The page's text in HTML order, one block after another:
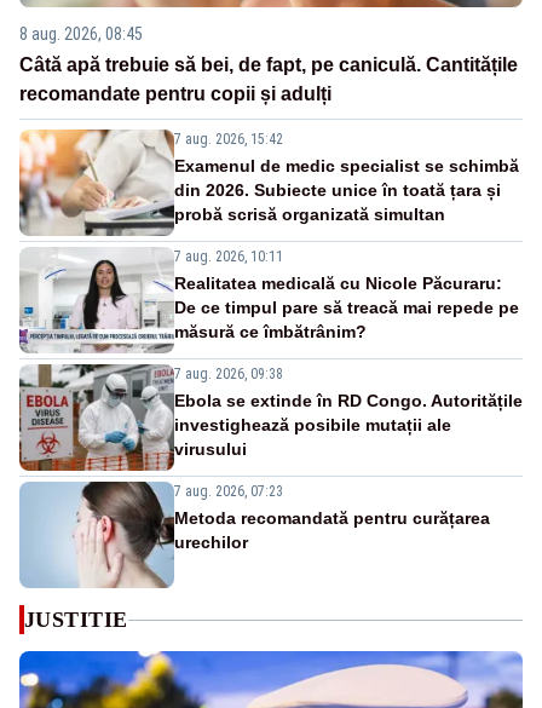
8 aug. 2026, 08:45
Câtă apă trebuie să bei, de fapt, pe caniculă. Cantitățile
recomandate pentru copii și adulți
7 aug. 2026, 15:42
Examenul de medic specialist se schimbă
din 2026. Subiecte unice în toată țara și
probă scrisă organizată simultan
7 aug. 2026, 10:11
Realitatea medicală cu Nicole Păcuraru:
De ce timpul pare să treacă mai repede pe
măsură ce îmbătrânim?
7 aug. 2026, 09:38
Ebola se extinde în RD Congo. Autoritățile
investighează posibile mutații ale
virusului
7 aug. 2026, 07:23
Metoda recomandată pentru curățarea
urechilor
JUSTITIE